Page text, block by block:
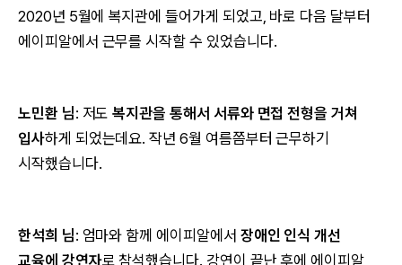
2020년 5월에 복지관에 들어가게 되었고, 바로 다음 달부터
에이피알에서 근무를 시작할 수 있었습니다.
노민환 님: 저도복지관을 통해서 서류와 면접 전형을 거쳐
입사하게 되었는데요. 작년 6월 여름쯤부터 근무하기
시작했습니다.
한석희 님: 엄마와 함께 에이피알에서 장애인 인식 개선
교육에 강연자로 참석했습니다. 강연이 끝난 후에 에이피알